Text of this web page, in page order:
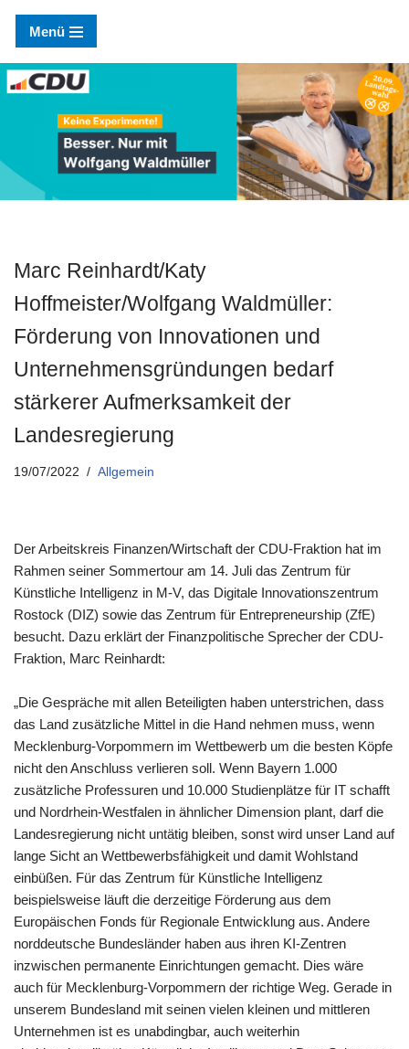
Zum
Inhalt
springen
Menü
Marc Reinhardt/Katy
Hoffmeister/Wolfgang Waldmüller:
Förderung von Innovationen und
Unternehmensgründungen bedarf
stärkerer Aufmerksamkeit der
Landesregierung
19/07/2022 Allgemein
Der Arbeitskreis Finanzen/Wirtschaft der CDU-Fraktion hat im
Rahmen seiner Sommertour am 14. Juli das Zentrum für
Künstliche Intelligenz in M-V, das Digitale Innovationszentrum
Rostock (DIZ) sowie das Zentrum für Entrepreneurship (ZfE)
besucht. Dazu erklärt der Finanzpolitische Sprecher der CDU-
Fraktion, Marc Reinhardt:
„Die Gespräche mit allen Beteiligten haben unterstrichen, dass
das Land zusätzliche Mittel in die Hand nehmen muss, wenn
Mecklenburg-Vorpommern im Wettbewerb um die besten Köpfe
nicht den Anschluss verlieren soll. Wenn Bayern 1.000
zusätzliche Professuren und 10.000 Studienplätze für IT schafft
und Nordrhein-Westfalen in ähnlicher Dimension plant, darf die
Landesregierung nicht untätig bleiben, sonst wird unser Land auf
lange Sicht an Wettbewerbsfähigkeit und damit Wohlstand
einbüßen. Für das Zentrum für Künstliche Intelligenz
beispielsweise läuft die derzeitige Förderung aus dem
Europäischen Fonds für Regionale Entwicklung aus. Andere
norddeutsche Bundesländer haben aus ihren KI-Zentren
inzwischen permanente Einrichtungen gemacht. Dies wäre
auch für Mecklenburg-Vorpommern der richtige Weg. Gerade in
unserem Bundesland mit seinen vielen kleinen und mittleren
Unternehmen ist es unabdingbar, auch weiterhin